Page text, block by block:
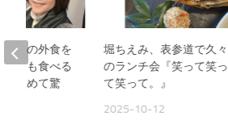
堀ちえみ、表参道で久々
のランチ会『笑って笑っ
て笑って。』
2025-10-12
夫との外食を
よりも食べる
て改めて驚